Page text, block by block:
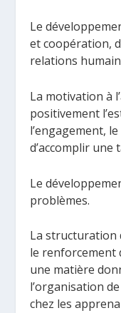
Le
et coopération,
relations
La motivation à
positivement
l’engagement,
d’accomplir une
Le
problèmes.
La structuration
le renforcement
une matière
l’organisation
chez les